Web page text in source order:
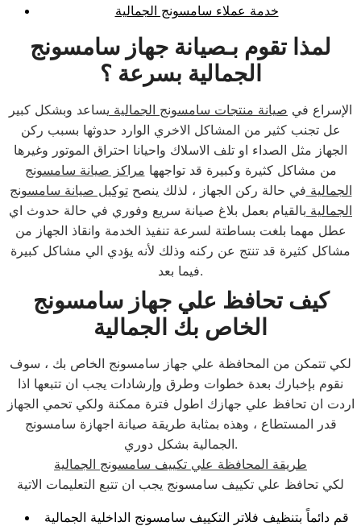
خدمة عملاء سامسونج الجمالية
لمذا تقوم بـصيانة جهاز سامسونج
الجمالية بسرعة ؟
الإسراع في صيانة منتجات سامسونج الجمالية يساعد وبشكل كبير
عل تجنب كثير من المشاكل الاخري الوارد حدوثها بسبب ركن
الجهاز مثل الصداء او تلف الاسلاك واحيانا احتراق الموتور وغيرها
من مشاكل كثيرة وكبيرة قد تواجهها مراكز صيانة سامسونج
الجمالية في حالة ركن الجهاز ، لذلك ينصحتوكيل صيانة سامسونج
الجمالية بالقيام بعمل بلاغ صيانة سريع وفوري في حالة حدوث اي
عطل مهما بلغت بساطتة لسرعة تنفيذ الخدمة وانقاذ الجهاز من
مشاكل كثيرة قد تنتج عن ركنه وذلك لأنه يؤدي الي مشاكل كبيرة
فيما بعد.
كيف تحافظ علي جهاز سامسونج
الخاص بك الجمالية
لكي تتمكن من المحافظة علي جهاز سامسونج الخاص بك ، سوف
نقوم بإخبارك بعدة خطوات وطرق وإرشادات يجب ان تتبعها اذا
اردت ان تحافظ علي جهازك اطول فترة ممكنة ولكي تحمي الجهاز
قدر المستطاع ، وهذه بمثابة طريقة صيانة اجهازة سامسونج
الجمالية بشكل دوري.
طريقة المحافظة علي تكييف سامسونج الجمالية
لكي تحافظ علي تكييف سامسونج يجب ان تتبع التعليمات الاتية
قم دائماً بتنظيف فلاتر التكييف سامسونج الداخلية الجمالية